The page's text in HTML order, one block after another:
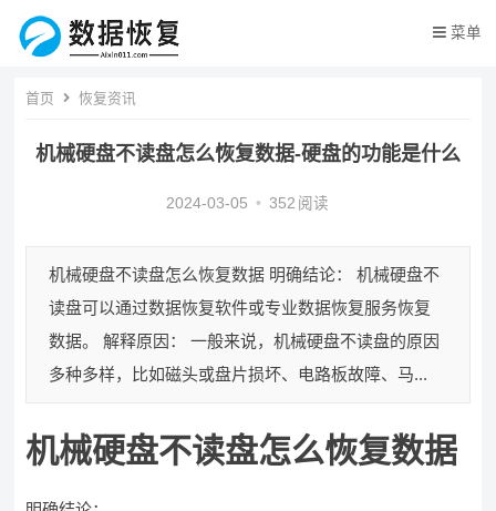
菜单
首页 恢复资讯
机械硬盘不读盘怎么恢复数据-硬盘的功能是什么
2024-03-05 • 352 阅读
机械硬盘不读盘怎么恢复数据 明确结论： 机械硬盘不
读盘可以通过数据恢复软件或专业数据恢复服务恢复
数据。 解释原因： 一般来说，机械硬盘不读盘的原因
多种多样，比如磁头或盘片损坏、电路板故障、马...
机械硬盘不读盘怎么恢复数据